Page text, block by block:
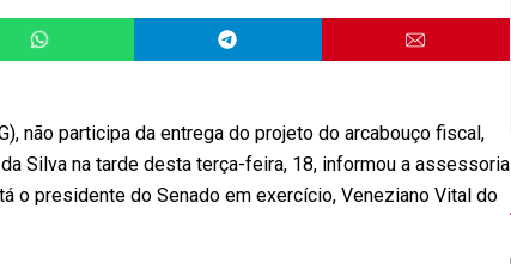
não participa da entrega do projeto do arcabouço fiscal,
Silva na tarde desta terça-feira, 18, informou a assessoria
o presidente do Senado em exercício, Veneziano Vital do